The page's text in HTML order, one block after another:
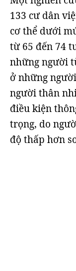
133 cư dân
cơ thể dưới
từ 65 đến 74
những người
ở những
người thân
điều kiện
trọng, do
độ thấp hơn